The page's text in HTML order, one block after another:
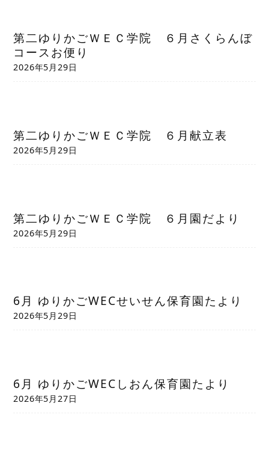
第二ゆりかごＷＥＣ学院 ６月さくらんぼ
コースお便り
2026年5月29日
第二ゆりかごＷＥＣ学院 ６月献立表
2026年5月29日
第二ゆりかごＷＥＣ学院 ６月園だより
2026年5月29日
6月 ゆりかごWECせいせん保育園たより
2026年5月29日
6月 ゆりかごWECしおん保育園たより
2026年5月27日